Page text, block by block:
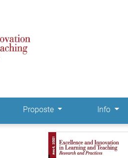
Proposte Info
Immagine di copertina